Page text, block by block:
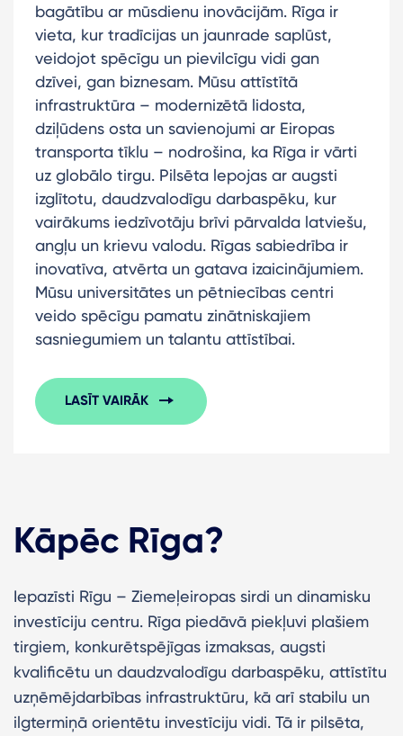
bagātību ar mūsdienu inovācijām. Rīga ir
vieta, kur tradīcijas un jaunrade saplūst,
veidojot spēcīgu un pievilcīgu vidi gan
dzīvei, gan biznesam. Mūsu attīstītā
infrastruktūra – modernizētā lidosta,
dziļūdens osta un savienojumi ar Eiropas
transporta tīklu – nodrošina, ka Rīga ir vārti
uz globālo tirgu. Pilsēta lepojas ar augsti
izglītotu, daudzvalodīgu darbaspēku, kur
vairākums iedzīvotāju brīvi pārvalda latviešu,
angļu un krievu valodu. Rīgas sabiedrība ir
inovatīva, atvērta un gatava izaicinājumiem.
Mūsu universitātes un pētniecības centri
veido spēcīgu pamatu zinātniskajiem
sasniegumiem un talantu attīstībai.
LASĪT VAIRĀK
Kāpēc Rīga?
Iepazīsti Rīgu – Ziemeļeiropas sirdi un dinamisku
investīciju centru. Rīga piedāvā piekļuvi plašiem
tirgiem, konkurētspējīgas izmaksas, augsti
kvalificētu un daudzvalodīgu darbaspēku, attīstītu
uzņēmējdarbības infrastruktūru, kā arī stabilu un
ilgtermiņā orientētu investīciju vidi. Tā ir pilsēta,